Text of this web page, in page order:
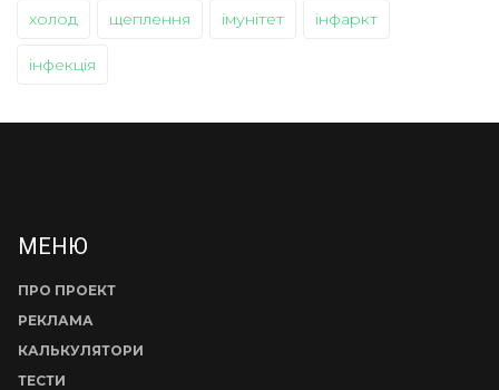
холод щеплення імунітет інфаркт
інфекція
МЕНЮ
ПРО ПРОЕКТ
РЕКЛАМА
КАЛЬКУЛЯТОРИ
ТЕСТИ